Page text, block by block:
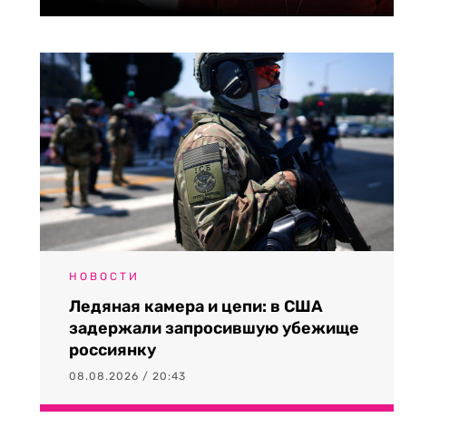
НОВОСТИ
Ледяная камера и цепи: в США
задержали запросившую убежище
россиянку
08.08.2026 / 20:43